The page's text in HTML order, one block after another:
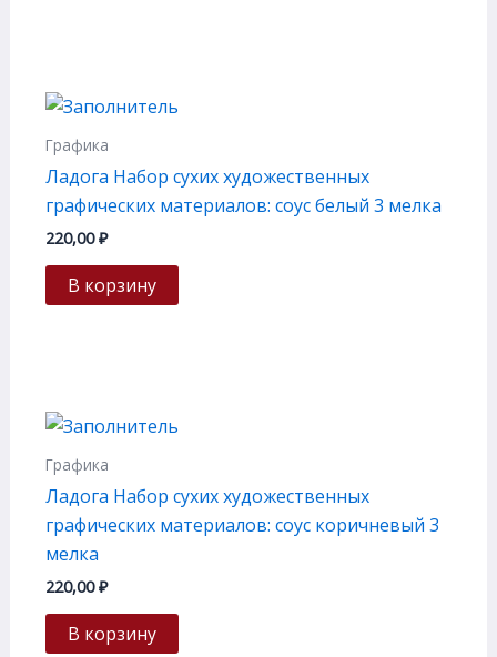
Графика
Ладога Набор сухих художественных
графических материалов: соус белый 3 мелка
220,00₽
В корзину
Графика
Ладога Набор сухих художественных
графических материалов: соус коричневый 3
мелка
220,00₽
В корзину